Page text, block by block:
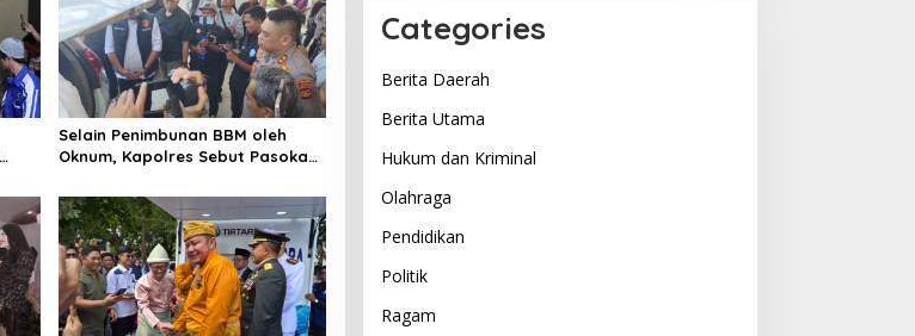
Selain Penimbunan BBM oleh
Oknum, Kapolres Sebut Pasokan
Patra Niaga Bungkam
Categories
Berita Daerah
Berita Utama
Hukum dan Kriminal
Olahraga
Pendidikan
Politik
Ragam